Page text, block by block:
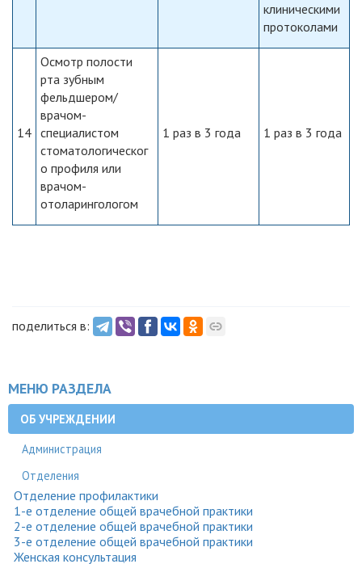
клиническими
протоколами
14
Осмотр полости
рта зубным
фельдшером/
врачом-
специалистом
стоматологическог
о профиля или
врачом-
отоларингологом
1 раз в 3 года 1 раз в 3 года
поделиться в:
МЕНЮ РАЗДЕЛА
ОБ УЧРЕЖДЕНИИ
Администрация
Отделения
Отделение профилактики
1-е отделение общей врачебной практики
2-е отделение общей врачебной практики
3-е отделение общей врачебной практики
Женская консультация